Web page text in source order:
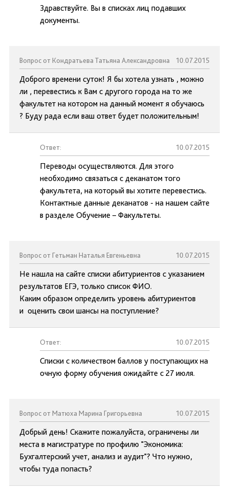
Здравствуйте. Вы в списках лиц подавших
документы.
Вопрос от Кондратьева Татьяна Александровна 10.07.2015
Доброго времени суток! Я бы хотела узнать , можно
ли , перевестись к Вам с другого города на то же
факультет на котором на данный момент я обучаюсь
? Буду рада если ваш ответ будет положительным!
Ответ: 10.07.2015
Переводы осуществляются. Для этого
необходимо связаться с деканатом того
факультета, на который вы хотите перевестись.
Контактные данные деканатов - на нашем сайте
в разделе Обучение – Факультеты.
Вопрос от Гетьман Наталья Евгеньевна 10.07.2015
Не нашла на сайте списки абитуриентов с указанием
результатов ЕГЭ, только список ФИО.
Каким образом определить уровень абитуриентов
и оценить свои шансы на поступление?
Ответ: 10.07.2015
Списки с количеством баллов у поступающих на
очную форму обучения ожидайте с 27 июля.
Вопрос от Матюха Марина Григорьевна 10.07.2015
Добрый день! Скажите пожалуйста, ограничены ли
места в магистратуре по профилю "Экономика:
Бухгалтерский учет, анализ и аудит"? Что нужно,
чтобы туда попасть?